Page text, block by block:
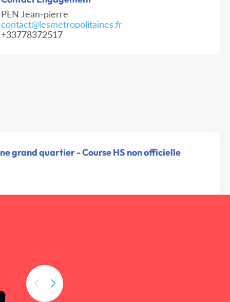
PEN Jean-pierre
contact@lesmetropolitaines.fr
+33778372517
grand quartier - Course HS non officielle